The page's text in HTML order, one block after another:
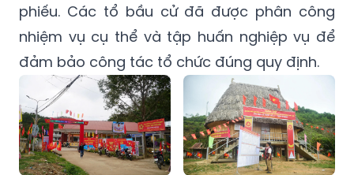
phiếu. Các tổ bầu cử đã được phân công
nhiệm vụ cụ thể và tập huấn nghiệp vụ để
đảm bảo công tác tổ chức đúng quy định.